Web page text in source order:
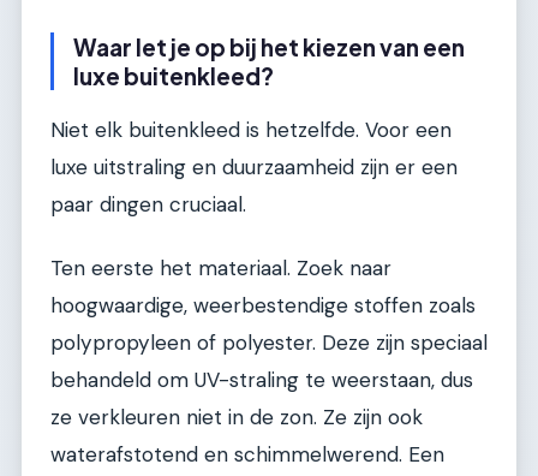
Waar let je op bij het kiezen van een
luxe buitenkleed?
Niet elk buitenkleed is hetzelfde. Voor een
luxe uitstraling en duurzaamheid zijn er een
paar dingen cruciaal.
Ten eerste het materiaal. Zoek naar
hoogwaardige, weerbestendige stoffen zoals
polypropyleen of polyester. Deze zijn speciaal
behandeld om UV-straling te weerstaan, dus
ze verkleuren niet in de zon. Ze zijn ook
waterafstotend en schimmelwerend. Een